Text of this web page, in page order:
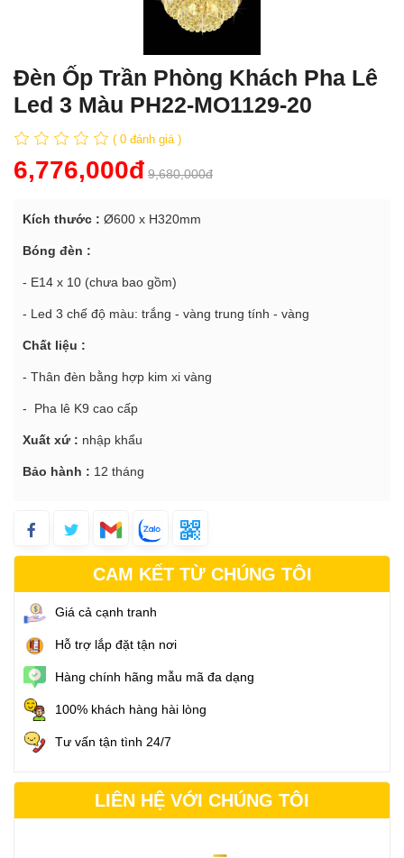
Đèn Ốp Trần Phòng Khách Pha Lê
Led 3 Màu PH22-MO1129-20
( 0 đánh giá )
6,776,000đ 9,680,000đ
Kích thước : Ø600 x H320mm
Bóng đèn :
- E14 x 10 (chưa bao gồm)
- Led 3 chế độ màu: trắng - vàng trung tính - vàng
Chất liệu :
- Thân đèn bằng hợp kim xi vàng
- Pha lê K9 cao cấp
Xuất xứ : nhập khẩu
Bảo hành : 12 tháng
CAM KẾT TỪ CHÚNG TÔI
Giá cả cạnh tranh
Hỗ trợ lắp đặt tận nơi
Hàng chính hãng mẫu mã đa dạng
100% khách hàng hài lòng
Tư vấn tận tình 24/7
LIÊN HỆ VỚI CHÚNG TÔI